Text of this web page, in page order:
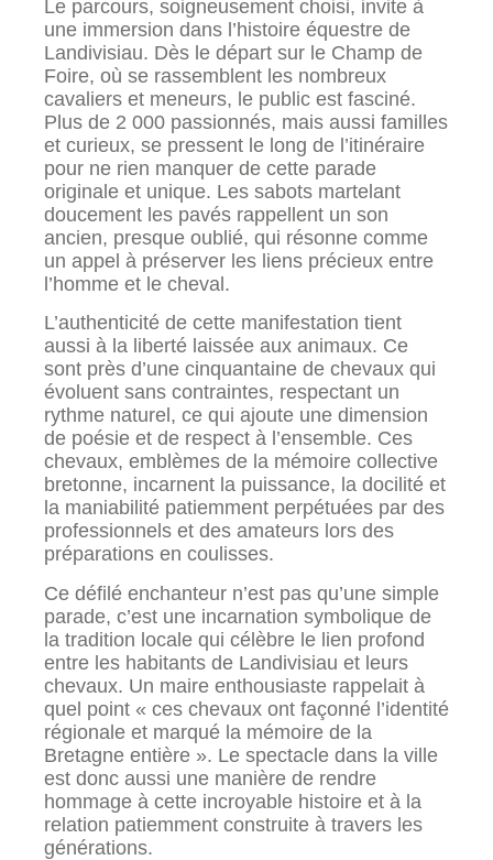
Le parcours, soigneusement choisi, invite à
une immersion dans l’histoire équestre de
Landivisiau. Dès le départ sur le Champ de
Foire, où se rassemblent les nombreux
cavaliers et meneurs, le public est fasciné.
Plus de 2 000 passionnés, mais aussi familles
et curieux, se pressent le long de l’itinéraire
pour ne rien manquer de cette parade
originale et unique. Les sabots martelant
doucement les pavés rappellent un son
ancien, presque oublié, qui résonne comme
un appel à préserver les liens précieux entre
l’homme et le cheval.
L’authenticité de cette manifestation tient
aussi à la liberté laissée aux animaux. Ce
sont près d’une cinquantaine de chevaux qui
évoluent sans contraintes, respectant un
rythme naturel, ce qui ajoute une dimension
de poésie et de respect à l’ensemble. Ces
chevaux, emblèmes de la mémoire collective
bretonne, incarnent la puissance, la docilité et
la maniabilité patiemment perpétuées par des
professionnels et des amateurs lors des
préparations en coulisses.
Ce défilé enchanteur n’est pas qu’une simple
parade, c’est une incarnation symbolique de
la tradition locale qui célèbre le lien profond
entre les habitants de Landivisiau et leurs
chevaux. Un maire enthousiaste rappelait à
quel point « ces chevaux ont façonné l’identité
régionale et marqué la mémoire de la
Bretagne entière ». Le spectacle dans la ville
est donc aussi une manière de rendre
hommage à cette incroyable histoire et à la
relation patiemment construite à travers les
générations.